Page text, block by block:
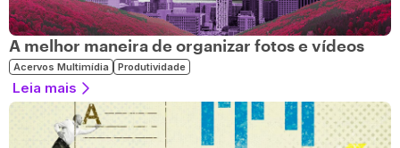
A melhor maneira de organizar fotos e vídeos
Acervos Multimídia Produtividade
Leia mais